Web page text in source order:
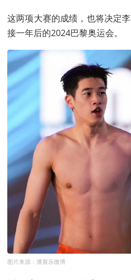
这两项大赛的成绩，也将决定
接一年后的2024巴黎奥运会。
图片来源：潘展乐微博